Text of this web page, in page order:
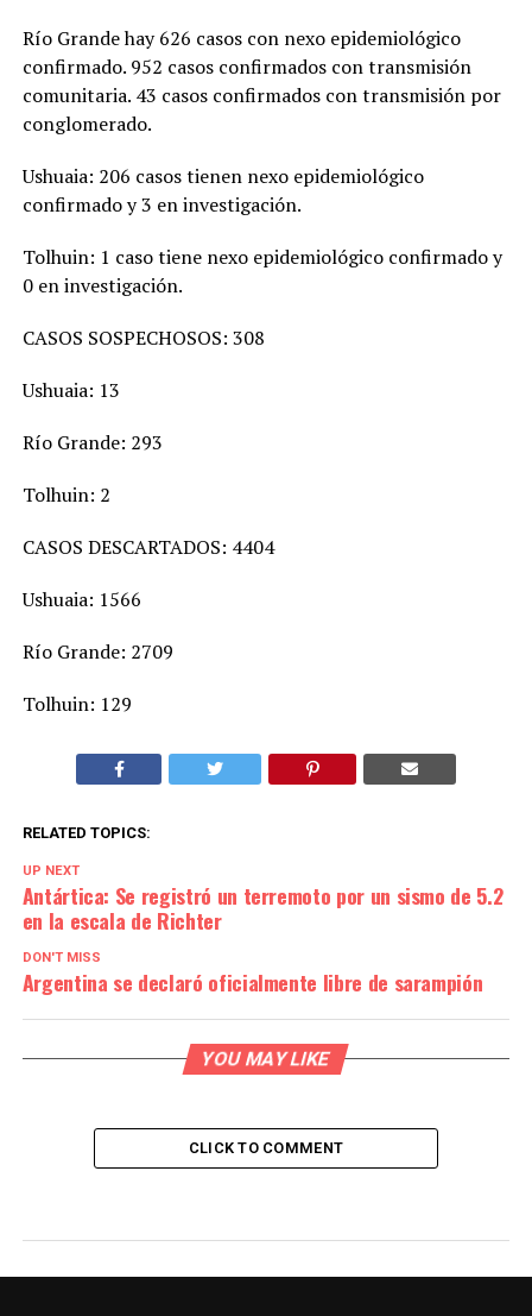
Río Grande hay 626 casos con nexo epidemiológico
confirmado. 952 casos confirmados con transmisión
comunitaria. 43 casos confirmados con transmisión por
conglomerado.
Ushuaia: 206 casos tienen nexo epidemiológico
confirmado y 3 en investigación.
Tolhuin: 1 caso tiene nexo epidemiológico confirmado y
0 en investigación.
CASOS SOSPECHOSOS: 308
Ushuaia: 13
Río Grande: 293
Tolhuin: 2
CASOS DESCARTADOS: 4404
Ushuaia: 1566
Río Grande: 2709
Tolhuin: 129
RELATED TOPICS:
UP NEXT
Antártica: Se registró un terremoto por un sismo de 5.2
en la escala de Richter
DON'T MISS
Argentina se declaró oficialmente libre de sarampión
YOU MAY LIKE
CLICK TO COMMENT